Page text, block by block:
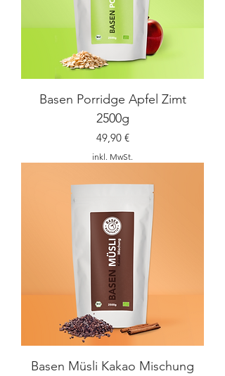
Basen Porridge Apfel Zimt
2500g
Preis
49,90 €
inkl. MwSt.
Basen Müsli Kakao Mischung